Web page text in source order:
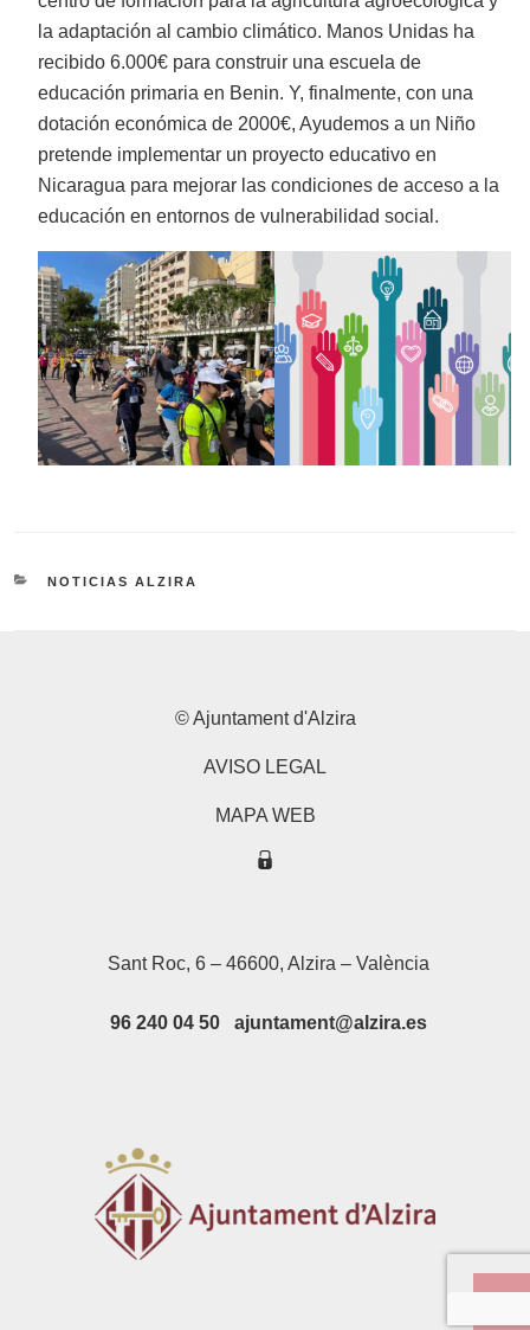
la adaptación al cambio climático. Manos Unidas ha
recibido 6.000€ para construir una escuela de
educación primaria en Benin. Y, finalmente, con una
dotación económica de 2000€, Ayudemos a un Niño
pretende implementar un proyecto educativo en
Nicaragua para mejorar las condiciones de acceso a la
educación en entornos de vulnerabilidad social.
CATEGORÍAS
NOTICIAS ALZIRA
© Ajuntament d'Alzira
AVISO LEGAL
MAPA WEB
Sant Roc, 6 – 46600, Alzira – València
96 240 04 50 ajuntament@alzira.es